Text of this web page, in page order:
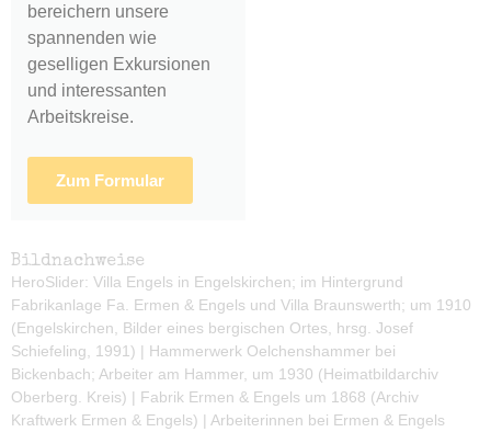
bereichern unsere
spannenden wie
geselligen Exkursionen
und interessanten
Arbeitskreise.
Zum Formular
Bildnachweise
HeroSlider: Villa Engels in Engelskirchen; im Hintergrund
Fabrikanlage Fa. Ermen & Engels und Villa Braunswerth; um 1910
(Engelskirchen, Bilder eines bergischen Ortes, hrsg. Josef
Schiefeling, 1991) | Hammerwerk Oelchenshammer bei
Bickenbach; Arbeiter am Hammer, um 1930 (Heimatbildarchiv
Oberberg. Kreis) | Fabrik Ermen & Engels um 1868 (Archiv
Kraftwerk Ermen & Engels) | Arbeiterinnen bei Ermen & Engels